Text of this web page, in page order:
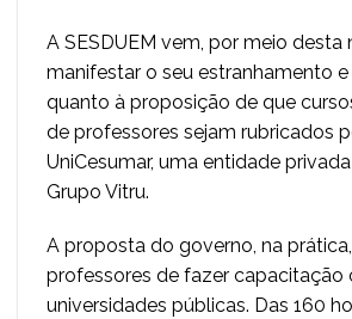
A SESDUEM vem, por meio desta
manifestar o seu estranhamento
quanto à proposição de que
de professores sejam rubricados
UniCesumar, uma entidade
Grupo Vitru.
A proposta do governo, na
professores de fazer capacitação
universidades públicas. Das 160